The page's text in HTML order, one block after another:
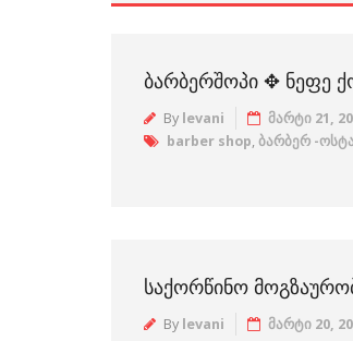
ᲑᲐᲠᲑᲔᲠᲨᲝᲞᲘ ✥ ᲜᲔᲤᲔ
By levani მარტი 21,
barber shop, ბარბერ -
ᲡᲐᲥᲝᲠᲬᲘᲜᲝ
By levani მარტი 20,